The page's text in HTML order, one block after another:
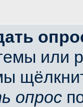
или
опрос